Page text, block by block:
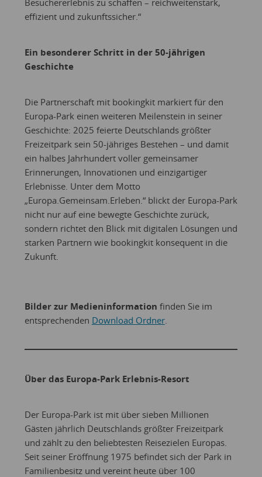
Besuchererlebnis zu schaffen – reichweitenstark,
effizient und zukunftssicher.“
Ein besonderer Schritt in der 50-jährigen
Geschichte
Die Partnerschaft mit bookingkit markiert für den
Europa-Park einen weiteren Meilenstein in seiner
Geschichte: 2025 feierte Deutschlands größter
Freizeitpark sein 50-jähriges Bestehen – und damit
ein halbes Jahrhundert voller gemeinsamer
Erinnerungen, Innovationen und einzigartiger
Erlebnisse. Unter dem Motto
„Europa.Gemeinsam.Erleben.“ blickt der Europa-Park
nicht nur auf eine bewegte Geschichte zurück,
sondern richtet den Blick mit digitalen Lösungen und
starken Partnern wie bookingkit konsequent in die
Zukunft.
Bilder zur Medieninformation finden Sie im
entsprechenden Download Ordner.
Über das Europa-Park Erlebnis-Resort
Der Europa-Park ist mit über sieben Millionen
Gästen jährlich Deutschlands größter Freizeitpark
und zählt zu den beliebtesten Reisezielen Europas.
Seit seiner Eröffnung 1975 befindet sich der Park in
Familienbesitz und vereint heute über 100